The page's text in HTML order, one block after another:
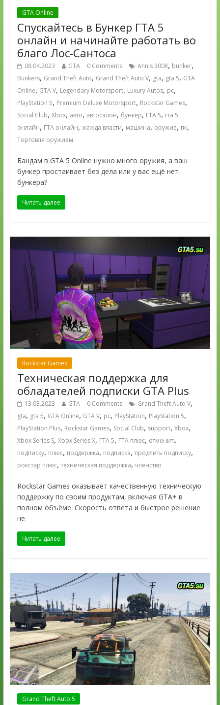
GTA Online
Спускайтесь в Бункер ГТА 5
онлайн и начинайте работать во
благо Лос-Сантоса
08.04.2023 GTA 0 Comments Annis 300R, bunker,
Bunkers, Grand Theft Auto, Grand Theft Auto V, gta, gta 5, GTA
Online, GTA V, Legendary Motorsport, Luxury Autos, pc,
PlayStation 5, Premium Deluxe Motorsport, Rockstar Games,
Social Club, Xbox, авто, автосалон, бункер, ГТА 5, гта 5
онлайн, ГТА онлайн, жажда власти, машина, оружие, пк,
Торговля оружием
Бандам в GTA 5 Online нужно много оружия, а ваш
бункер простаивает без дела или у вас ещё нет
бункера?
Читать далее
Rockstar Games
Техническая поддержка для
обладателей подписки GTA Plus
13.03.2023 GTA 0 Comments Grand Theft Auto V,
gta, gta 5, GTA Online, GTA V, pc, PlayStation, PlayStation 5,
PlayStation Plus, Rockstar Games, Social Club, support, Xbox,
Xbox Series S, Xbox Series X, ГТА 5, ГТА плюс, отменить
подписку, плюс, поддержка, подписка, продлить подписку,
рокстар плюс, техническая поддержка, членство
Rockstar Games оказывает качественную техническую
поддержку по своим продуктам, включая GTA+ в
полном объёме. Скорость ответа и быстрое решение
не
Читать далее
Grand Theft Auto 5